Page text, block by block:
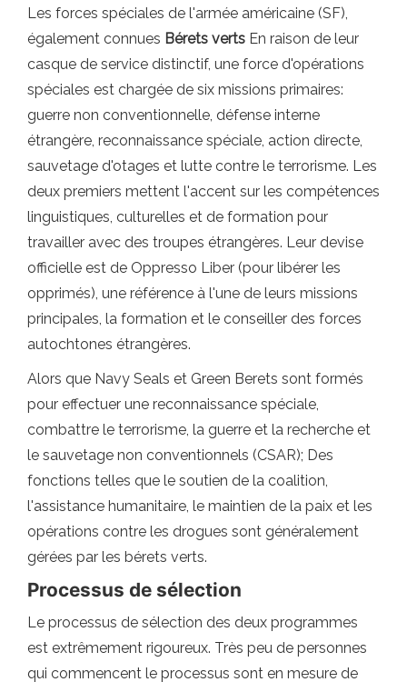
Les forces spéciales de l'armée américaine (SF),
également connues Bérets verts En raison de leur
casque de service distinctif, une force d'opérations
spéciales est chargée de six missions primaires:
guerre non conventionnelle, défense interne
étrangère, reconnaissance spéciale, action directe,
sauvetage d'otages et lutte contre le terrorisme. Les
deux premiers mettent l'accent sur les compétences
linguistiques, culturelles et de formation pour
travailler avec des troupes étrangères. Leur devise
officielle est de Oppresso Liber (pour libérer les
opprimés), une référence à l'une de leurs missions
principales, la formation et le conseiller des forces
autochtones étrangères.
Alors que Navy Seals et Green Berets sont formés
pour effectuer une reconnaissance spéciale,
combattre le terrorisme, la guerre et la recherche et
le sauvetage non conventionnels (CSAR); Des
fonctions telles que le soutien de la coalition,
l'assistance humanitaire, le maintien de la paix et les
opérations contre les drogues sont généralement
gérées par les bérets verts.
Processus de sélection
Le processus de sélection des deux programmes
est extrêmement rigoureux. Très peu de personnes
qui commencent le processus sont en mesure de